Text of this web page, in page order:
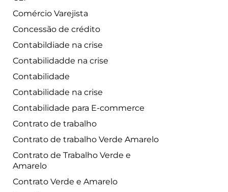
Comércio Varejista
Concessão de crédito
Contabildiade na crise
Contabilidadde na crise
Contabilidade
Contabilidade na crise
Contabilidade para E-commerce
Contrato de trabalho
Contrato de trabalho Verde Amarelo
Contrato de Trabalho Verde e
Amarelo
Contrato Verde e Amarelo